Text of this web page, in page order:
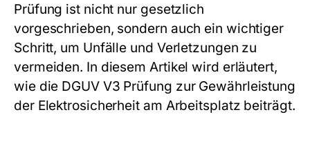
Prüfung ist nicht nur gesetzlich
vorgeschrieben, sondern auch ein wichtiger
Schritt, um Unfälle und Verletzungen zu
vermeiden. In diesem Artikel wird erläutert,
wie die DGUV V3 Prüfung zur Gewährleistung
der Elektrosicherheit am Arbeitsplatz beiträgt.